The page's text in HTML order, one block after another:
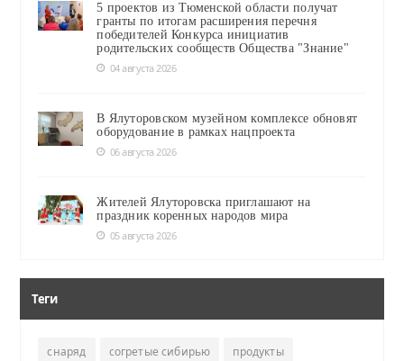
5 проектов из Тюменской области получат
гранты по итогам расширения перечня
победителей Конкурса инициатив
родительских сообществ Общества "Знание"
04 августа 2026
В Ялуторовском музейном комплексе обновят
оборудование в рамках нацпроекта
06 августа 2026
Жителей Ялуторовска приглашают на
праздник коренных народов мира
05 августа 2026
Теги
снаряд согретые сибирью продукты